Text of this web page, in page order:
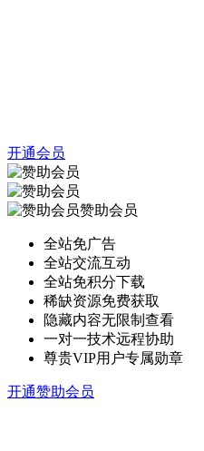
开通会员
赞助会员
全站免广告
全站交流互动
全站免积分下载
稀缺资源免费获取
隐藏内容无限制查看
一对一技术远程协助
尊贵VIP用户专属勋章
开通赞助会员